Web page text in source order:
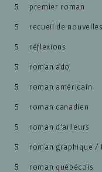
premier roman
recueil de nouvelles
réflexions
roman ado
roman américain
roman canadien
roman d'ailleurs
roman graphique /
roman québécois